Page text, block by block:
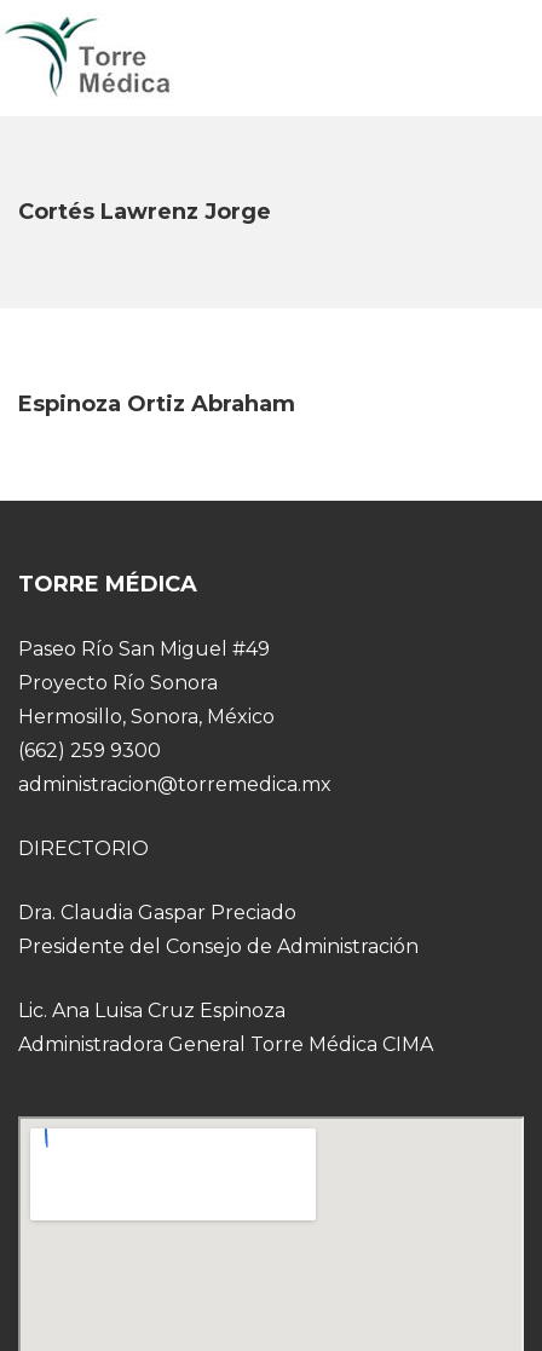
Cortés Lawrenz Jorge
Espinoza Ortiz Abraham
TORRE MÉDICA
Paseo Río San Miguel #49
Proyecto Río Sonora
Hermosillo, Sonora, México
(662) 259 9300
administracion@torremedica.mx
DIRECTORIO
Dra. Claudia Gaspar Preciado
Presidente del Consejo de Administración
Lic. Ana Luisa Cruz Espinoza
Administradora General Torre Médica CIMA